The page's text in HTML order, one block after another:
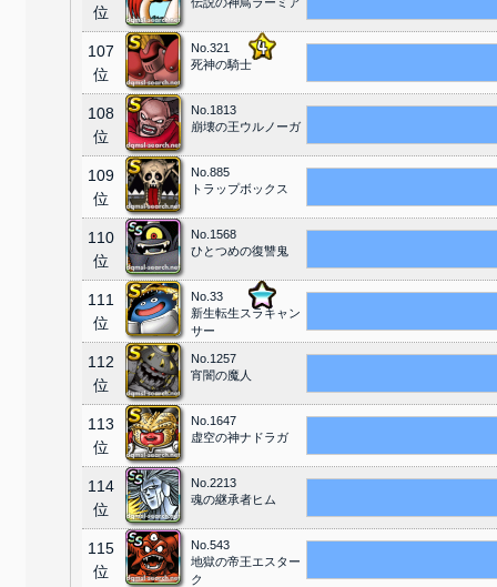
位
107
位
No.321
死神の騎士
108
位
No.1813
崩壊の王ウルノーガ
109
位
No.885
トラップボックス
110
位
No.1568
ひとつめの復讐鬼
111
位
No.33
新生転生スラキャン
サー
112
位
No.1257
宵闇の魔人
113
位
No.1647
虚空の神ナドラガ
114
位
No.2213
魂の継承者ヒム
115
位
No.543
地獄の帝王エスター
ク